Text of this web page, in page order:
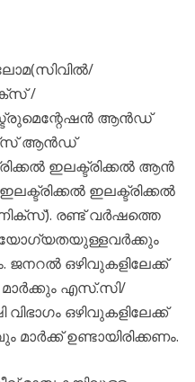
/
ആൻഡ്
ആൻഡ്
ഇലക്ട്രിക്കൽ ആൻ
ഇലക്ട്രിക്കൽ
രണ്ട് വർഷത്തെ
യോഗ്യതയുള്ളവർക്കും
ജനറൽ ഒഴിവുകളിലേക്ക്
മാർക്കും എസ്.സി/
ഒഴിവുകളിലേക്ക്
ഉണ്ടായിരിക്കണം.